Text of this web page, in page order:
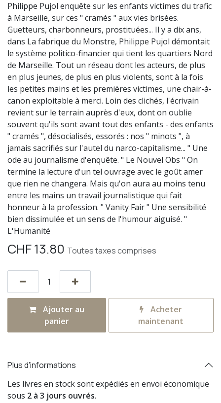
Philippe Pujol enquête sur les enfants victimes du trafic
à Marseille, sur ces " cramés " aux vies brisées.
Guetteurs, charbonneurs, prostituées... Il y a dix ans,
dans La fabrique du Monstre, Philippe Pujol démontait
le système politico-financier qui tient les quartiers Nord
de Marseille. Tout un réseau dont les acteurs, de plus
en plus jeunes, de plus en plus violents, sont à la fois
les petites mains et les premières victimes, une chair-à-
canon exploitable à merci. Loin des clichés, l'écrivain
revient sur le terrain auprès d'eux, dont on oublie
souvent qu'ils sont avant tout des enfants - des enfants
" cramés ", désocialisés, essorés : nos " minots ", à
jamais sacrifiés sur l'autel du narco-capitalisme... " Une
ode au journalisme d'enquête. " Le Nouvel Obs " On
termine la lecture d'un tel ouvrage avec le goût amer
que rien ne changera. Mais qu'on aura au moins tenu
entre les mains un travail journalistique qui fait
honneur à la profession. " Vanity Fair " Une sensibilité
bien dissimulée et un sens de l'humour aiguisé. "
L'Humanité
CHF13.80 Toutes taxes comprises
Ajouter au
panier
Acheter
maintenant
Plus d'informations
Les livres en stock sont expédiés en envoi économique
sous 2 à 3 jours ouvrés.